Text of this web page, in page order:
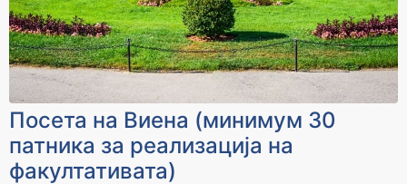
Посета на Виена (минимум 30
патника за реализација на
факултативата)